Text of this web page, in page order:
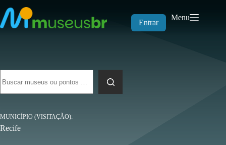
para
o
conteúdo
Entrar
Menu
resultados
MUNICÍPIO (VISITAÇÃO)
Recife